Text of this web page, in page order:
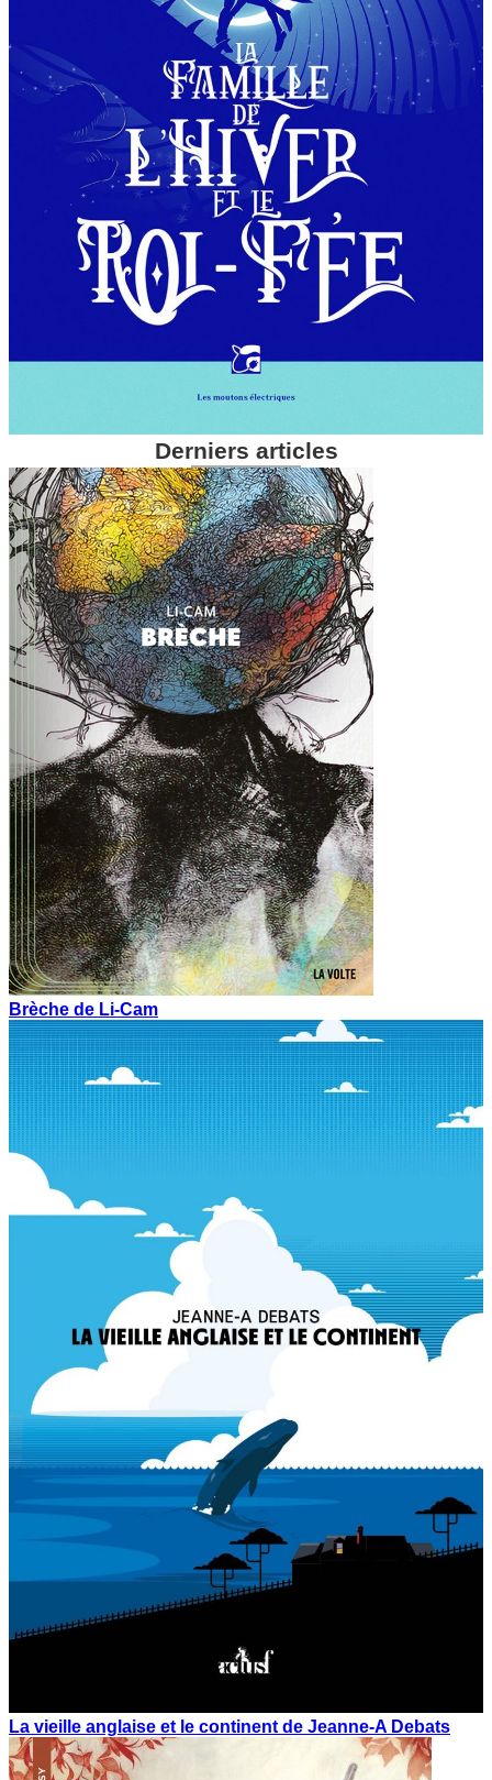
Derniers articles
Brèche de Li-Cam
La vieille anglaise et le continent de Jeanne-A Debats